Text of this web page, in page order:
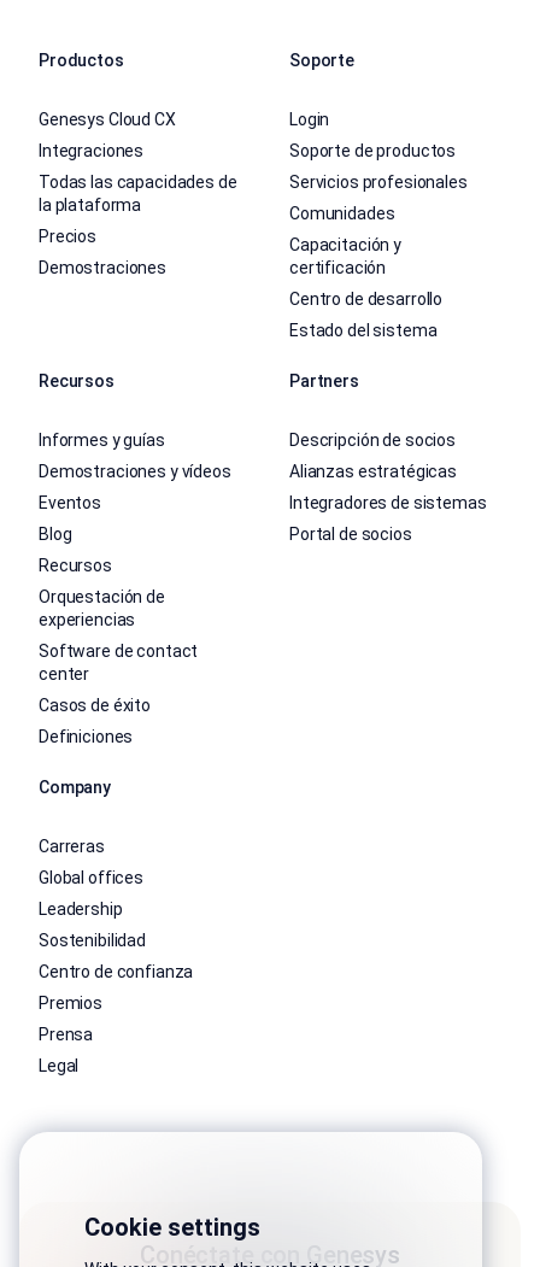
Productos
Genesys Cloud CX
Integraciones
Todas las capacidades de
la plataforma
Precios
Demostraciones
Soporte
Login
Soporte de productos
Servicios profesionales
Comunidades
Capacitación y
certificación
Centro de desarrollo
Estado del sistema
Recursos
Informes y guías
Demostraciones y vídeos
Eventos
Blog
Recursos
Orquestación de
experiencias
Software de contact
center
Casos de éxito
Definiciones
Partners
Descripción de socios
Alianzas estratégicas
Integradores de sistemas
Portal de socios
Company
Carreras
Global offices
Leadership
Sostenibilidad
Centro de confianza
Premios
Prensa
Legal
Conéctate con Genesys
Cookie settings